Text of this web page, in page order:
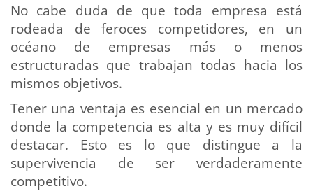
No cabe duda de que toda empresa está
rodeada de feroces competidores, en un
océano de empresas más o menos
estructuradas que trabajan todas hacia los
mismos objetivos.
Tener una ventaja es esencial en un mercado
donde la competencia es alta y es muy difícil
destacar. Esto es lo que distingue a la
supervivencia de ser verdaderamente
competitivo.